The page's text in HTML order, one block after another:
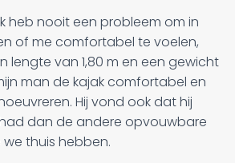
heb nooit een probleem om in
of me comfortabel te voelen,
lengte van 1,80 m en een gewicht
man de kajak comfortabel en
Hij vond ook dat hij
dan de andere opvouwbare
we thuis hebben.